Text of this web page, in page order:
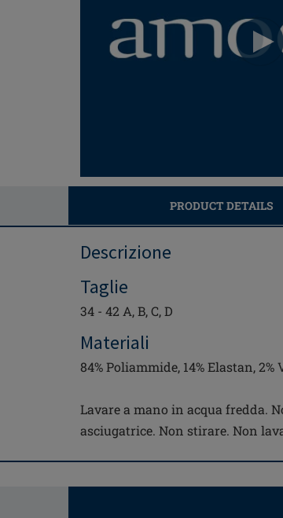
PRODUCT DETAILS
Descrizione
Taglie
34 - 42 A, B, C, D
Materiali
84% Poliammide, 14% Elastan, 2%
Lavare a mano in acqua fredda.
asciugatrice. Non stirare. Non